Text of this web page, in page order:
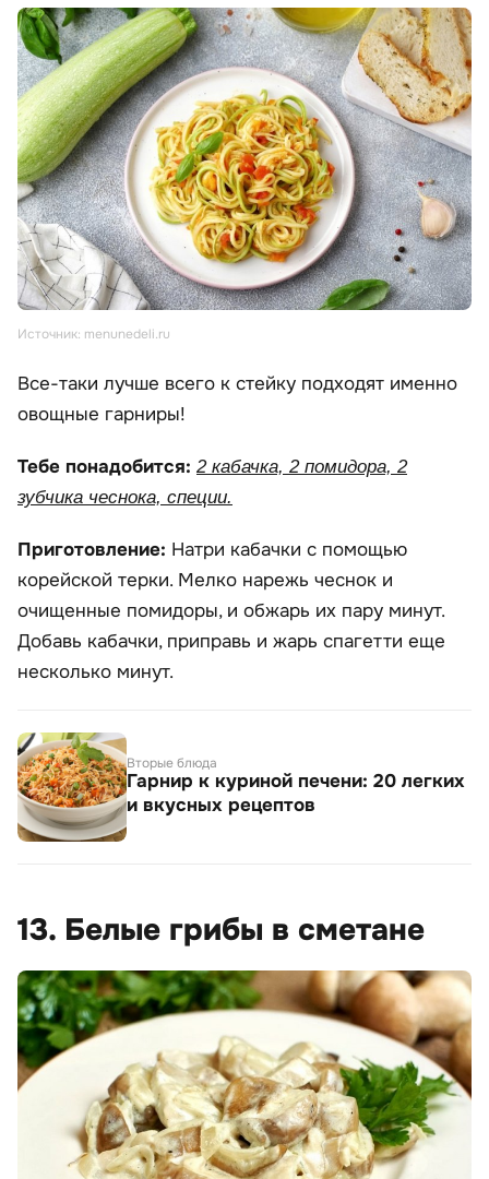
Источник: menunedeli.ru
Все-таки лучше всего к стейку подходят именно
овощные гарниры!
Тебе понадобится: 2 кабачка, 2 помидора, 2
зубчика чеснока, специи.
Приготовление: Натри кабачки с помощью
корейской терки. Мелко нарежь чеснок и
очищенные помидоры, и обжарь их пару минут.
Добавь кабачки, приправь и жарь спагетти еще
несколько минут.
Вторые блюда
Гарнир к куриной печени: 20 легких
и вкусных рецептов
13. Белые грибы в сметане